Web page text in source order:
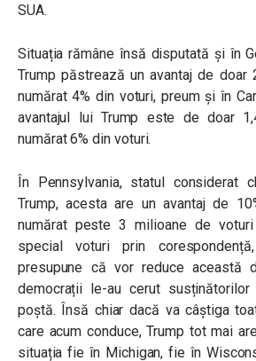
SUA.
Situația rămâne însă disputată și în
Trump păstrează un avantaj de doar
numărat 4% din voturi, preum și în
avantajul lui Trump este de doar
numărat 6% din voturi.
În Pennsylvania, statul considerat
Trump, acesta are un avantaj de
numărat peste 3 milioane de
special voturi prin
presupune că vor reduce această
democrații le-au cerut
poștă. Însă chiar dacă va câștiga
care acum conduce, Trump tot mai
situația fie în Michigan, fie în